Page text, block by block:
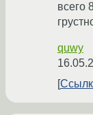
всего
quwy